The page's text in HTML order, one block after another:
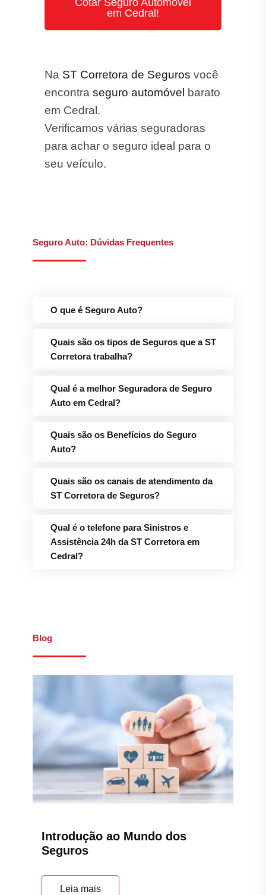
em Cedral!
Na ST Corretora de Seguros você
encontra seguro automóvel barato
em Cedral.
Verificamos várias seguradoras
para achar o seguro ideal para o
seu veículo.
Seguro Auto: Dúvidas Frequentes
O que é Seguro Auto?
Quais são os tipos de Seguros que a ST
Corretora trabalha?
Qual é a melhor Seguradora de Seguro
Auto em Cedral?
Quais são os Benefícios do Seguro
Auto?
Quais são os canais de atendimento da
ST Corretora de Seguros?
Qual é o telefone para Sinistros e
Assistência 24h da ST Corretora em
Cedral?
Blog
Introdução ao Mundo dos
Seguros
Leia mais